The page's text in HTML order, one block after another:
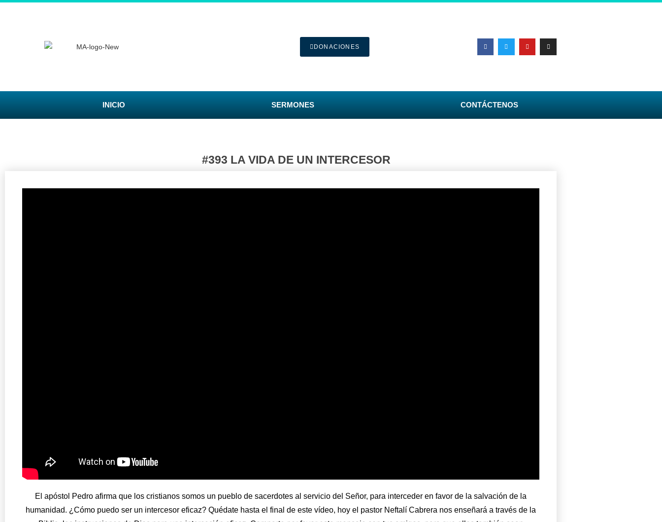
DONACIONES
INICIO SERMONES CONTÁCTENOS
#393 LA VIDA DE UN INTERCESOR
El apóstol Pedro afirma que los cristianos somos un pueblo de sacerdotes al servicio del Señor, para interceder en favor de la salvación de la
humanidad. ¿Cómo puedo ser un intercesor eficaz? Quédate hasta el final de este vídeo, hoy el pastor Neftalí Cabrera nos enseñará a través de la